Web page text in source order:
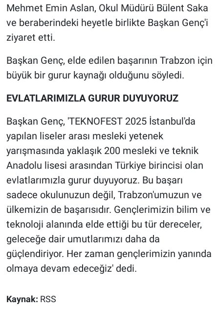
Mehmet Emin Aslan, Okul Müdürü Bülent Saka
ve beraberindeki heyetle birlikte Başkan Genç'i
ziyaret etti.
Başkan Genç, elde edilen başarının Trabzon için
büyük bir gurur kaynağı olduğunu söyledi.
EVLATLARIMIZLA GURUR DUYUYORUZ
Başkan Genç, 'TEKNOFEST 2025 İstanbul'da
yapılan liseler arası mesleki yetenek
yarışmasında yaklaşık 200 mesleki ve teknik
Anadolu lisesi arasından Türkiye birincisi olan
evlatlarımızla gurur duyuyoruz. Bu başarı
sadece okulunuzun değil, Trabzon'umuzun ve
ülkemizin de başarısıdır. Gençlerimizin bilim ve
teknoloji alanında elde ettiği bu tür dereceler,
geleceğe dair umutlarımızı daha da
güçlendiriyor. Her zaman gençlerimizin yanında
olmaya devam edeceğiz' dedi.
Kaynak: RSS